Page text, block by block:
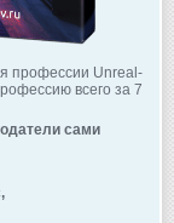
профессии Unreal-
всего за 7
сами